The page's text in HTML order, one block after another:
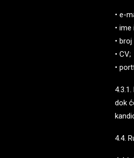
• e-
•
•
• CV;
•
dok
4.4.